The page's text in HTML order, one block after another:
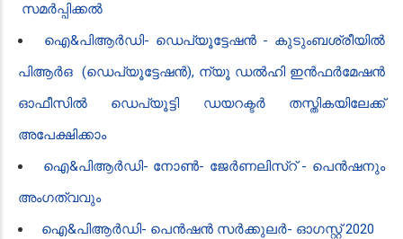
സമർപ്പിക്കൽ
ഐ‌&പി‌ആർ‌ഡി- ഡെപ്യൂട്ടേഷൻ - കുടുംബശ്രീയിൽ
പി‌ആർ‌ഒ (ഡെപ്യൂട്ടേഷൻ), ന്യൂ ഡൽഹി ഇൻഫർമേഷൻ
ഓഫീസിൽ ഡെപ്യൂട്ടി ഡയറക്ടർ തസ്തികയിലേക്ക്
അപേക്ഷിക്കാം
ഐ‌&പി‌ആർ‌ഡി- നോൺ- ജേർണലിസ്റ് - പെൻഷനും
അംഗത്വവും
ഐ‌&പി‌ആർ‌ഡി- പെൻഷൻ സർക്കുലർ- ഓഗസ്റ്റ് 2020